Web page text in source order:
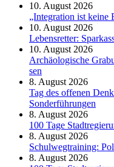
10. August 2026
„Integration ist keine
10. August 2026
Le­bens­ret­ter:
10. August 2026
Ar­chäo­lo­gi­sche
sen
8. August 2026
Tag des offenen
Sonderführungen
8. August 2026
100 Tage
8. August 2026
Schul­weg­trai­ning:
8. August 2026